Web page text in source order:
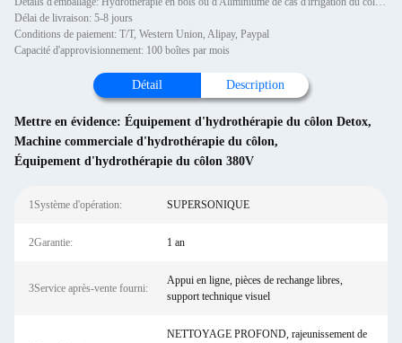
Délai de livraison: 5-8 jours
Conditions de paiement: T/T, Western Union, Alipay, Paypal
Capacité d'approvisionnement: 100 boîtes par mois
Détail Description
Mettre en évidence: Équipement d'hydrothérapie du côlon Detox,
Machine commerciale d'hydrothérapie du côlon,
Équipement d'hydrothérapie du côlon 380V
1Système d'opération: SUPERSONIQUE
2Garantie: 1 an
3Service après-vente fourni:
Appui en ligne, pièces de rechange libres,
support technique visuel
NETTOYAGE PROFOND, rajeunissement de